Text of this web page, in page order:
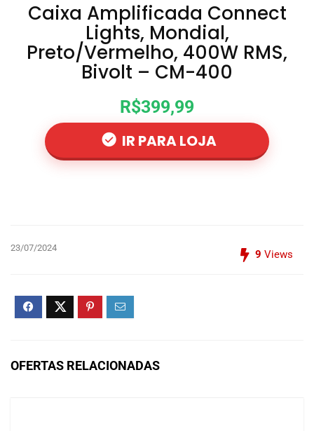
Caixa Amplificada Connect
Lights, Mondial,
Preto/Vermelho, 400W RMS,
Bivolt – CM-400
R$399,99
IR PARA LOJA
23/07/2024
9 Views
OFERTAS RELACIONADAS